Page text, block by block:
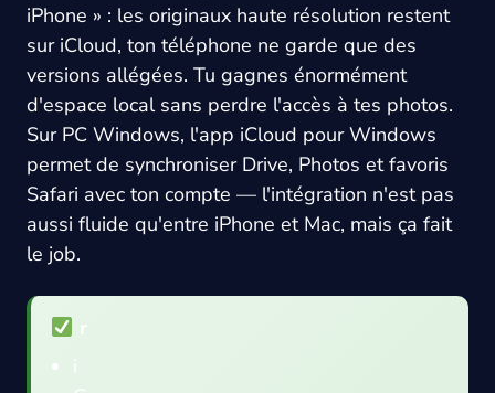
iPhone » : les originaux haute résolution restent
sur iCloud, ton téléphone ne garde que des
versions allégées. Tu gagnes énormément
d'espace local sans perdre l'accès à tes photos.
Sur PC Windows, l'app iCloud pour Windows
permet de synchroniser Drive, Photos et favoris
Safari avec ton compte — l'intégration n'est pas
aussi fluide qu'entre iPhone et Mac, mais ça fait
le job.
r
i